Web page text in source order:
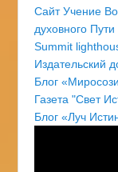
Сайт Учение
духовного Пути
Summit
Издательский
Блог
Газета "Свет
Блог «Луч